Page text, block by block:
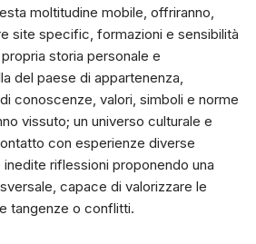
moltitudine mobile, offriranno,
site specific, formazioni e sensibilità
storia personale e
del paese di appartenenza,
conoscenze, valori, simboli e norme
vissuto; un universo culturale e
con esperienze diverse
riflessioni proponendo una
capace di valorizzare le
tangenze o conflitti.